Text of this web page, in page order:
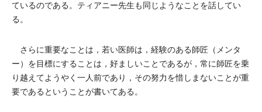
ているのである。ティアニー先生も同じようなことを話してい
る。
さらに重要なことは，若い医師は，経験のある師匠（メンタ
ー）を目標にすることは，好ましいことであるが，常に師匠を乗
り越えてようやく一人前であり，その努力を惜しまないことが重
要であるということが書いてある。